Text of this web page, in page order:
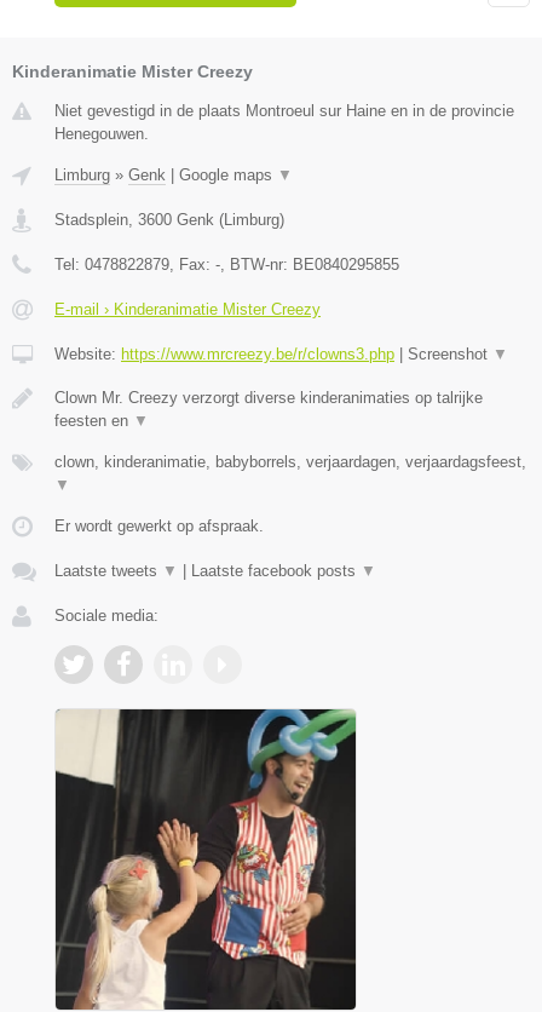
Kinderanimatie Mister Creezy
Niet gevestigd in de plaats Montroeul sur Haine en in de provincie
Henegouwen.
Limburg » Genk Google maps ▼
Stadsplein, 3600 Genk (Limburg)
Tel: 0478822879, Fax: -, BTW-nr: BE0840295855
E-mail › Kinderanimatie Mister Creezy
Website: https://www.mrcreezy.be/r/clowns3.php Screenshot ▼
Clown Mr. Creezy verzorgt diverse kinderanimaties op talrijke
feesten en ▼
clown, kinderanimatie, babyborrels, verjaardagen, verjaardagsfeest,
▼
Er wordt gewerkt op afspraak.
Laatste tweets ▼ Laatste facebook posts ▼
Sociale media: